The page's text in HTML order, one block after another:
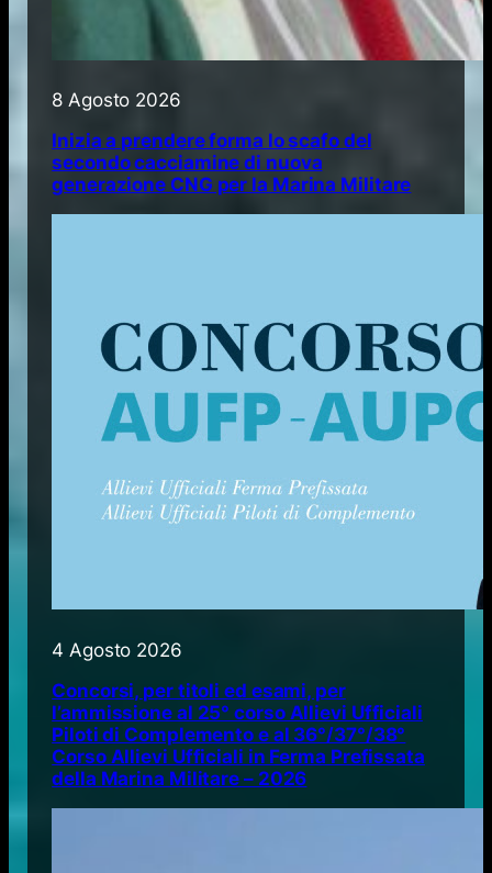
8 Agosto 2026
Inizia a prendere forma lo scafo del
secondo cacciamine di nuova
generazione CNG per la Marina Militare
4 Agosto 2026
Concorsi, per titoli ed esami, per
l’ammissione al 25° corso Allievi Ufficiali
Piloti di Complemento e al 36°/37°/38°
Corso Allievi Ufficiali in Ferma Prefissata
della Marina Militare – 2026